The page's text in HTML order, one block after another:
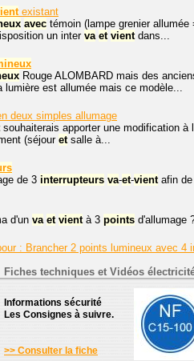
existant
avec témoin (lampe grenier
un inter va et vient dans...
Rouge ALOMBARD mais des
lumière est allumée mais ce modèle...
deux simples allumage
souhaiterais apporter une modification
(séjour et salle à...
de 3 interrupteurs va-et-vient afin
d'un va et vient à 3 points d'allumage
: Brancher 2 points lumineux avec 4
Fiches techniques et Vidéos
Informations sécurité
Les Consignes à suivre.
>> Consulter la fiche